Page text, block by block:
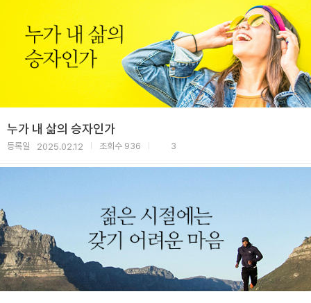
누가 내 삶의 승자인가
등록일 2025.02.12 조회수 936 3